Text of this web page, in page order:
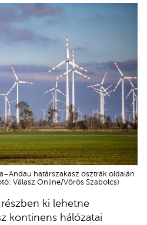
határszakasz osztrák oldalán
Válasz Online/Vörös Szabolcs)
ki lehetne
kontinens hálózatai